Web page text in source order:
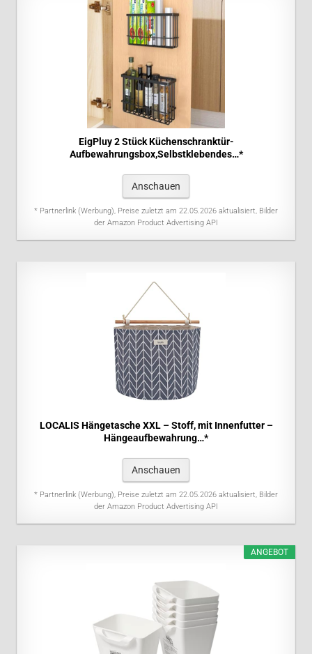
EigPluy 2 Stück Küchenschranktür-
Aufbewahrungsbox,Selbstklebendes…*
Anschauen
* Partnerlink (Werbung), Preise zuletzt am 22.05.2026 aktualisiert, Bilder
der Amazon Product Advertising API
LOCALIS Hängetasche XXL – Stoff, mit Innenfutter –
Hängeaufbewahrung…*
Anschauen
* Partnerlink (Werbung), Preise zuletzt am 22.05.2026 aktualisiert, Bilder
der Amazon Product Advertising API
ANGEBOT